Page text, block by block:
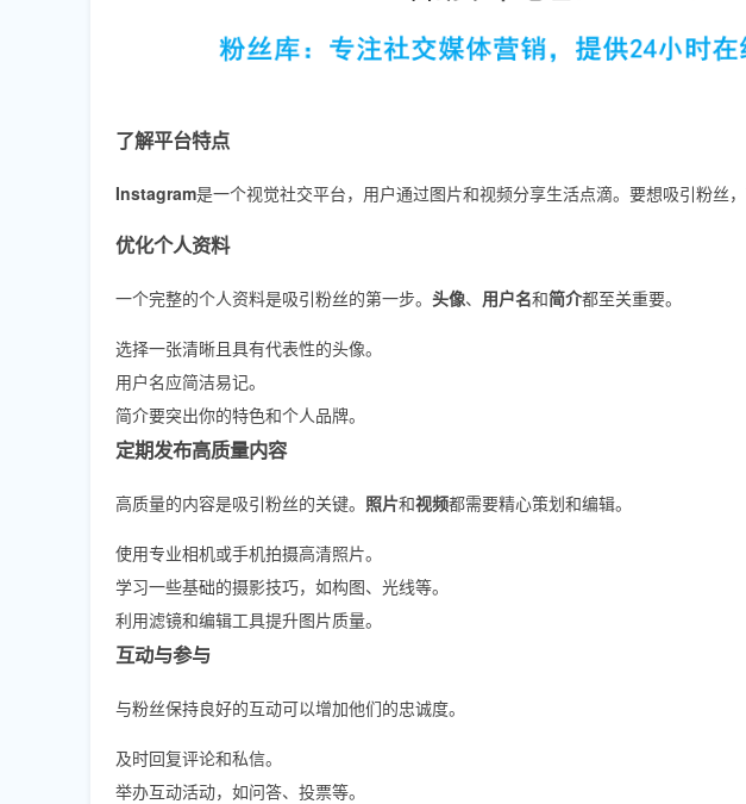
了解平台特点
Instagram是一个视觉社交平台，用户通过图片和视频分享生活点滴。要想吸引粉丝
优化个人资料
一个完整的个人资料是吸引粉丝的第一步。 头像、 用户名和简介都至关重要。
选择一张清晰且具有代表性的头像。
用户名应简洁易记。
简介要突出你的特色和个人品牌。
定期发布高质量内容
高质量的内容是吸引粉丝的关键。 照片和视频都需要精心策划和编辑。
使用专业相机或手机拍摄高清照片。
学习一些基础的摄影技巧，如构图、光线等。
利用滤镜和编辑工具提升图片质量。
互动与参与
与粉丝保持良好的互动可以增加他们的忠诚度。
及时回复评论和私信。
举办互动活动，如问答、投票等。